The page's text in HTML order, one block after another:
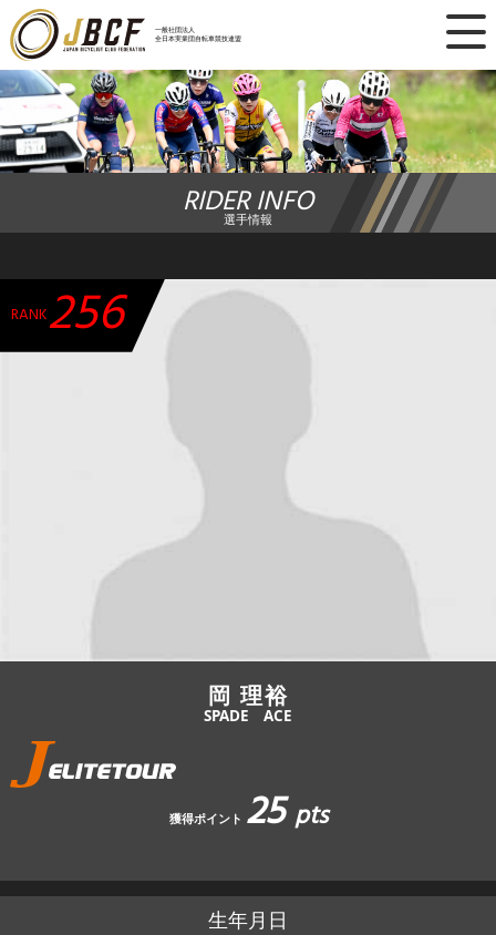
一般社団法人
全日本実業団自転車競技連盟
×
ニュース
レース日程
ランキング
チーム・選手
加盟・登録
エントリー
JBCF ROAD SERIESとは
RIDER INFO
選手情報
RANK256
岡 理裕
SPADE ACE
獲得ポイント 25pts
生年月日